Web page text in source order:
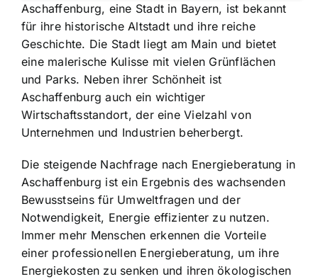
Aschaffenburg, eine Stadt in Bayern, ist bekannt
für ihre historische Altstadt und ihre reiche
Geschichte. Die Stadt liegt am Main und bietet
eine malerische Kulisse mit vielen Grünflächen
und Parks. Neben ihrer Schönheit ist
Aschaffenburg auch ein wichtiger
Wirtschaftsstandort, der eine Vielzahl von
Unternehmen und Industrien beherbergt.
Die steigende Nachfrage nach Energieberatung in
Aschaffenburg ist ein Ergebnis des wachsenden
Bewusstseins für Umweltfragen und der
Notwendigkeit, Energie effizienter zu nutzen.
Immer mehr Menschen erkennen die Vorteile
einer professionellen Energieberatung, um ihre
Energiekosten zu senken und ihren ökologischen